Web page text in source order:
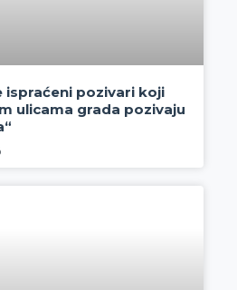
ispraćeni pozivari koji
ulicama grada pozivaju